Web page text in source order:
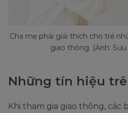
Cha mẹ phải giải thích cho trẻ
giao thông. (Ảnh:
Những tín hiệu
Khi tham gia giao thông, các